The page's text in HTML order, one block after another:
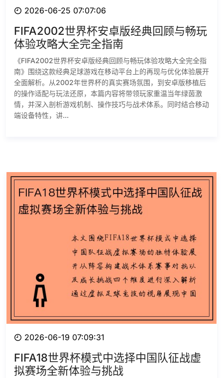
2026-06-25 07:07:06
FIFA2002世界杯安卓版经典回顾与畅玩
体验攻略大全完全指南
《FIFA2002世界杯安卓版经典回顾与畅玩体验攻略大全完全指
南》围绕这款经典足球游戏在移动平台上的再现与优化体验展开
全面解析。从2002年世界杯的真实赛场氛围，到安卓版移植后
的操作适配与玩法还原，本篇内容将带领玩家重温当年绿茵激
情，并深入剖析游戏机制、操作技巧与战术体系。同时结合移动
端设备特性，讲...
2026-06-19 07:09:31
FIFA18世界杯模式中选择中国队征战虚
拟赛场全新体验与挑战